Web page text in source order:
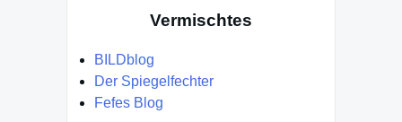
Vermischtes
BILDblog
Der Spiegelfechter
Fefes Blog